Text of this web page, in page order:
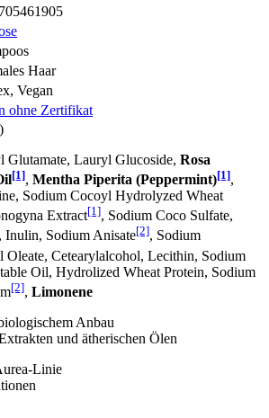
Haar
Vegan
ohne Zertifikat
Glutamate, Lauryl Glucoside, Rosa
[1], Mentha Piperita (Peppermint)[1],
Sodium Cocoyl Hydrolyzed Wheat
Extract[1], Sodium Coco­ Sulfate,
, Inulin, Sodium Anisate[2], Sodium
Oleate, Cetearylalcohol, Lecithin, Sodium
Oil, Hydrolized Wheat Protein, Sodium
[2], Limonene
Anbau
und ätherischen Ölen
Linie